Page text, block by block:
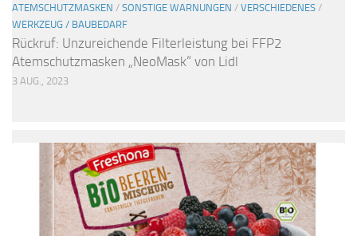
ATEMSCHUTZMASKEN / SONSTIGE WARNUNGEN / VERSCHIEDENES /
WERKZEUG / BAUBEDARF
Rückruf: Unzureichende Filterleistung bei FFP2
Atemschutzmasken „NeoMask“ von Lidl
3 AUG., 2023